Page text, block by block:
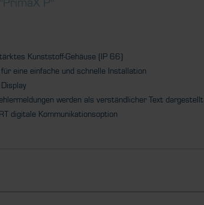
P"
Kunststoff-Gehäuse (IP 66)
eine einfache und schnelle Installation
werden als verständlicher Text dargestellt
digitale Kommunikationsoption